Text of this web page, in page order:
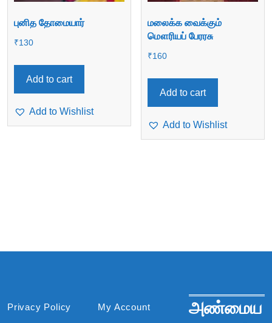
புனித தோமையார்
₹130
Add to cart
Add to Wishlist
மலைக்க வைக்கும்
மௌரியப் பேரரசு
₹160
Add to cart
Add to Wishlist
Privacy Policy My Account
அண்மைய